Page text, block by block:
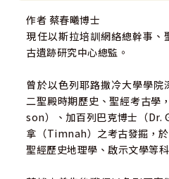
作者 蔡春曦博士
現任以斯拉培訓網絡總幹事
古遺跡研究中心總監。
曾於以色列耶路撒冷大學學
二聖殿時期歷史、聖經考古學
son）、加百列巴克博士（
拿（Timnah）之考古發掘，
聖經歷史地理學、啟示文學等科